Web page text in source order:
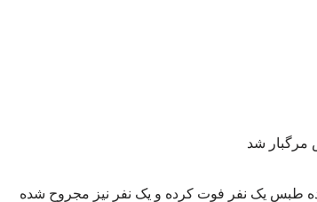
در پی حادثه ریزش زون ۷ معدن پروده طبس یک نفر فوت کرده و یک نفر نیز مجروح شده